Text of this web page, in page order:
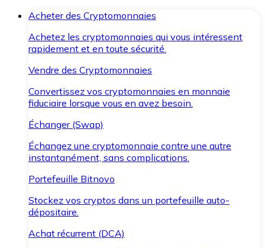
Acheter des Cryptomonnaies
Achetez les cryptomonnaies qui vous intéressent
rapidement et en toute sécurité.
Vendre des Cryptomonnaies
Convertissez vos cryptomonnaies en monnaie
fiduciaire lorsque vous en avez besoin.
Échanger (Swap)
Échangez une cryptomonnaie contre une autre
instantanément, sans complications.
Portefeuille Bitnovo
Stockez vos cryptos dans un portefeuille auto-
dépositaire.
Achat récurrent (DCA)